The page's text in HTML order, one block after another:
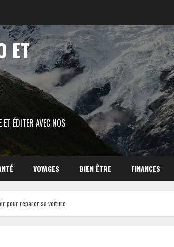
ET
ÉDITER AVEC NOS
VOYAGES BIEN ÊTRE FINANCES
pour réparer sa voiture